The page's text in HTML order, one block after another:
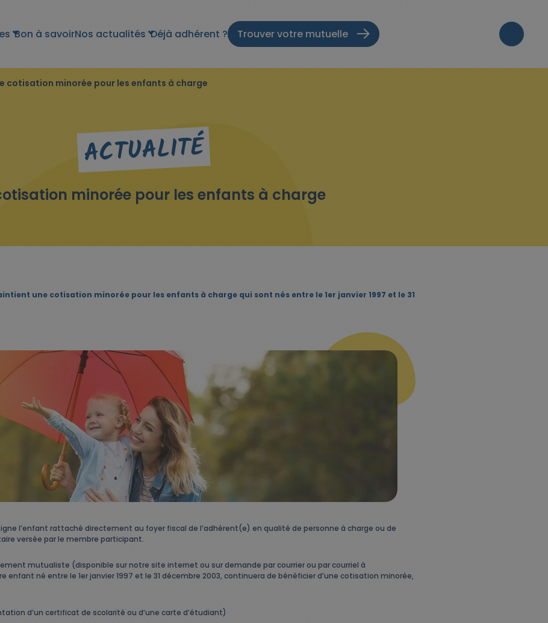
Bon à savoirNos actualités Déjà adhérent ? Trouver votre mutuelle
cotisation minorée pour les enfants à charge
ACTUALITÉ
minorée pour les enfants à charge
une cotisation minorée pour les enfants à charge qui sont nés entre le 1er janvier 1997 et le 31
l’enfant rattaché directement au foyer fiscal de l’adhérent(e) en qualité de personne à charge ou de
versée par le membre participant.
mutualiste (disponible sur notre site internet ou sur demande par courrier ou par courriel à
né entre le 1er janvier 1997 et le 31 décembre 2003, continuera de bénéficier d’une cotisation minorée,
d’un certificat de scolarité ou d’une carte d’étudiant)